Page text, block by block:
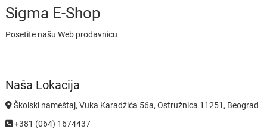
Sigma E-Shop
Posetite našu Web prodavnicu
Naša Lokacija
Školski nameštaj, Vuka Karadžića 56a, Ostružnica 11251, Beograd
+381 (064) 1674437